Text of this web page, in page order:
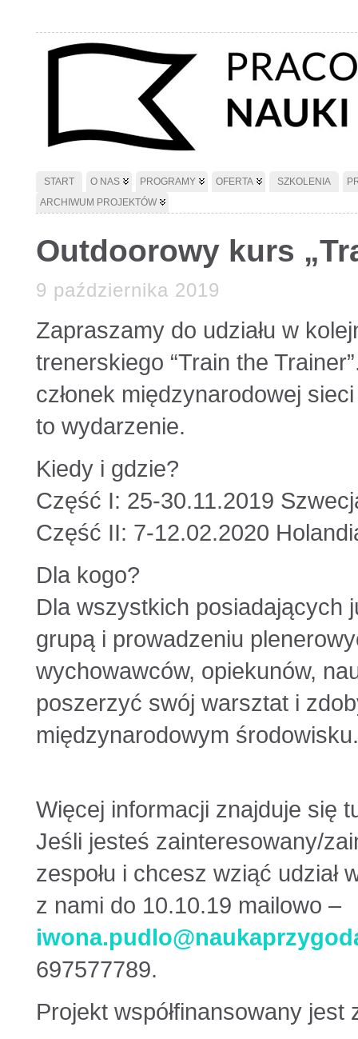
START O NAS PROGRAMY OFERTA SZKOLENIA
ARCHIWUM PROJEKTÓW
Outdoorowy kurs
9 października 2019
Zapraszamy do udziału w
trenerskiego “Train the
członek międzynarodowej
to wydarzenie.
Kiedy i gdzie?
Część I: 25-30.11.2019
Część II: 7-12.02.2020
Dla kogo?
Dla wszystkich posiadających
grupą i prowadzeniu
wychowawców, opiekunów,
poszerzyć swój warsztat i
międzynarodowym środowisku.
Więcej informacji znajduje się
Jeśli jesteś zainteresowany/
zespołu i chcesz wziąć udział
z nami do 10.10.19 mailowo –
697577789.
Projekt współfinansowany